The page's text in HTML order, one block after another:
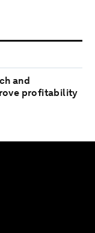
and
profitability